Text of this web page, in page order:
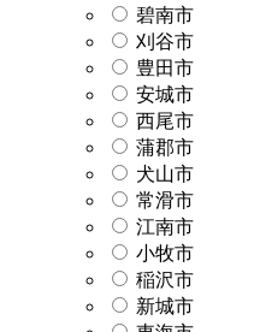
碧南市
刈谷市
豊田市
安城市
西尾市
蒲郡市
犬山市
常滑市
江南市
小牧市
稲沢市
新城市